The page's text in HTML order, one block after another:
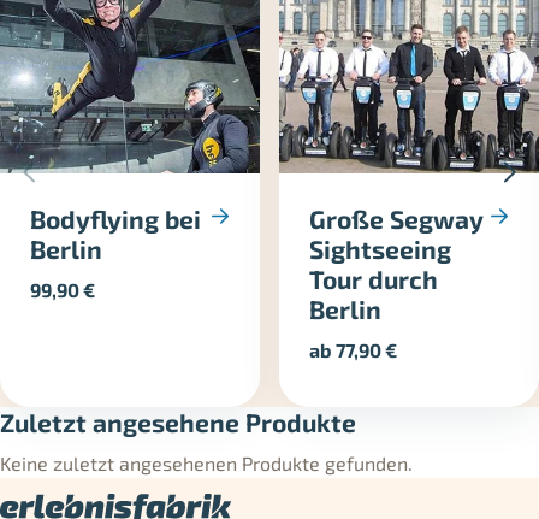
Bodyflying bei
Berlin
99,90€
Große Segway
Sightseeing
Tour durch
Berlin
ab77,90€
Zuletzt angesehene Produkte
Keine zuletzt angesehenen Produkte gefunden.